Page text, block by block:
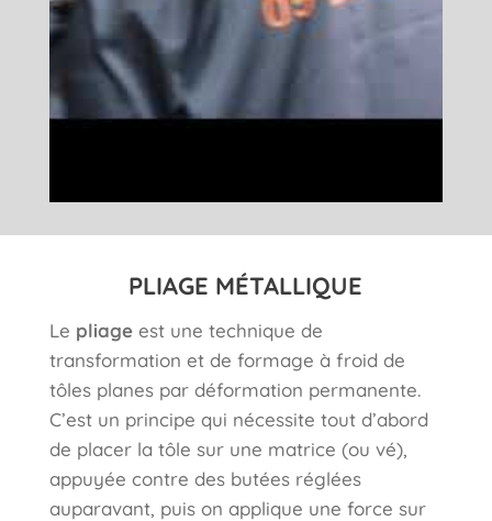
PLIAGE MÉTALLIQUE
Le pliage est une technique de
transformation et de formage à froid de
tôles planes par déformation permanente.
C’est un principe qui nécessite tout d’abord
de placer la tôle sur une matrice (ou vé),
appuyée contre des butées réglées
auparavant, puis on applique une force sur